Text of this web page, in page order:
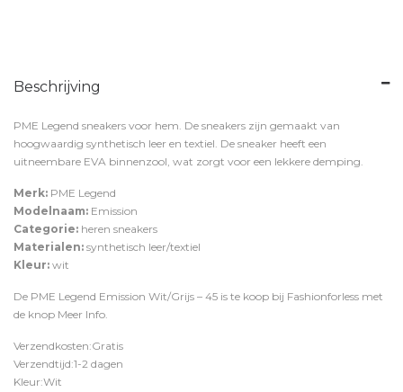
Beschrijving
PME Legend sneakers voor hem. De sneakers zijn gemaakt van
hoogwaardig synthetisch leer en textiel. De sneaker heeft een
uitneembare EVA binnenzool, wat zorgt voor een lekkere demping.
Merk: PME Legend
Modelnaam: Emission
Categorie: heren sneakers
Materialen: synthetisch leer/textiel
Kleur: wit
De PME Legend Emission Wit/Grijs – 45 is te koop bij Fashionforless met
de knop Meer Info.
Verzendkosten:Gratis
Verzendtijd:1-2 dagen
Kleur:Wit